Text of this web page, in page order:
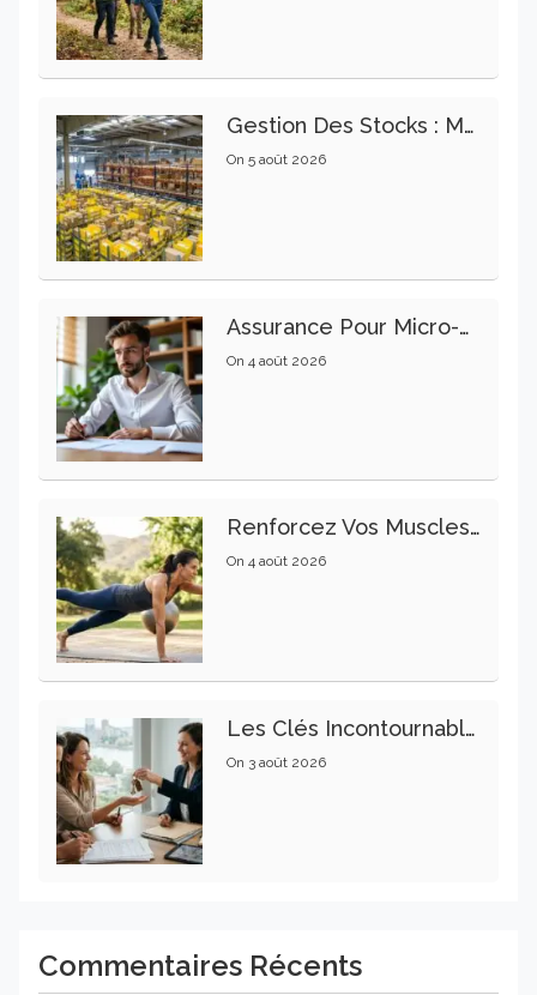
Gestion Des Stocks : Meilleures Pratiques Intralogistiques
On 5 août 2026
Assurance Pour Micro-Entrepreneur : Les Garanties Essentielles À Connaître
On 4 août 2026
Renforcez Vos Muscles Profonds Pour Apaiser Votre Mal De Dos
On 4 août 2026
Les Clés Incontournables Pour Réussir Vos Transactions Immobilières
On 3 août 2026
Commentaires Récents